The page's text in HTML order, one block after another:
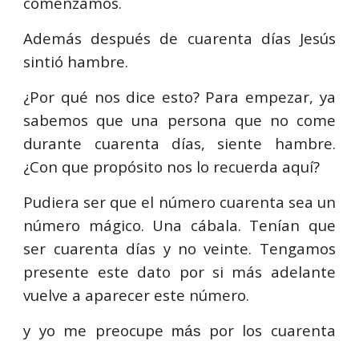
Además después de cuarenta días Jesús
sintió hambre.
¿Por qué nos dice esto? Para empezar, ya
sabemos que una persona que no come
durante cuarenta días, siente hambre.
¿Con que propósito nos lo recuerda aquí?
Pudiera ser que el número cuarenta sea un
número mágico. Una cábala. Tenían que
ser cuarenta días y no veinte. Tengamos
presente este dato por si más adelante
vuelve a aparecer este número.
y yo me preocupe más
por los cuarenta